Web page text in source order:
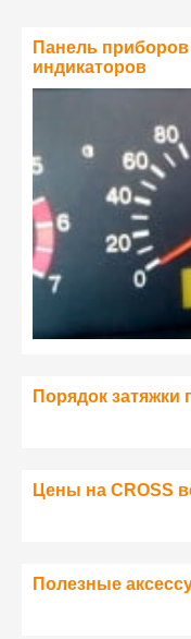
Панель
индикаторов
Порядок затяжки
Цены на CROSS
Полезные